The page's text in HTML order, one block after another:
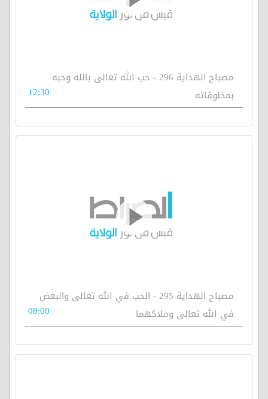
مصباح الهداية 296 - حب الله تعالى بالله وحبه
بمخلوقاته
12:30
مصباح الهداية 295 - الحب في الله تعالى والبغض
في الله تعالى وملاكهما
08:00